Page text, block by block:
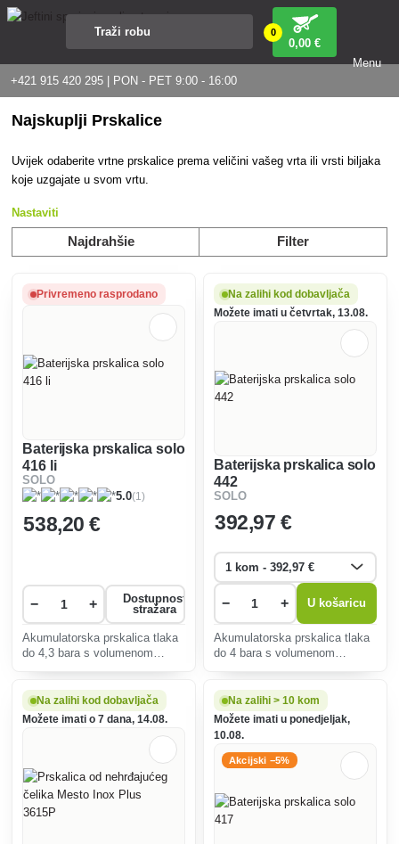
+421 915 420 295 | PON - PET 9:00 - 16:00
0
0,00 €
Menu
Najskuplji Prskalice
Uvijek odaberite vrtne prskalice prema veličini vašeg vrta ili vrsti biljaka
koje uzgajate u svom vrtu.
Nastaviti
Najdrahšie Filter
Privremeno rasprodano
Baterijska prskalica solo
416 li
SOLO
5.0(1)
538,20 €
− +
Dostupnost
stražara
Akumulatorska prskalica tlaka
do 4,3 bara s volumenom
prostore. Pružit će vam izvrsne
performanse zahvaljujući
Na zalihi kod dobavljača
Možete imati u četvrtak, 13.08.
Baterijska prskalica solo
442
SOLO
392,97 €
− + U košaricu
Akumulatorska prskalica tlaka
do 4 bara s volumenom
prostore.
Na zalihi kod dobavljača
Možete imati o 7 dana, 14.08.
Na zalihi > 10 kom
Možete imati u ponedjeljak,
10.08.
Akcijski −5%